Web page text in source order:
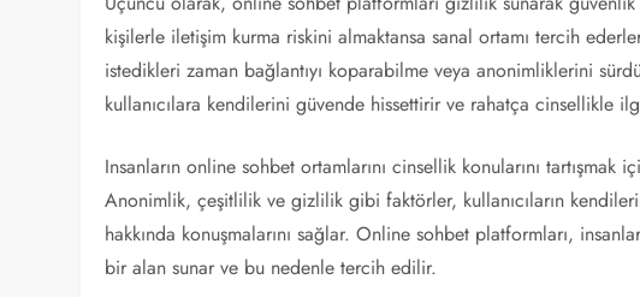
kişilerle iletişim kurma riskini almaktansa sanal ortamı tercih
istedikleri zaman bağlantıyı koparabilme veya anonimliklerini
kullanıcılara kendilerini güvende hissettirir ve rahatça cinsellikle
Insanların online sohbet ortamlarını cinsellik konularını
Anonimlik, çeşitlilik ve gizlilik gibi faktörler, kullanıcıların
hakkında konuşmalarını sağlar. Online sohbet platformları,
bir alan sunar ve bu nedenle tercih edilir.